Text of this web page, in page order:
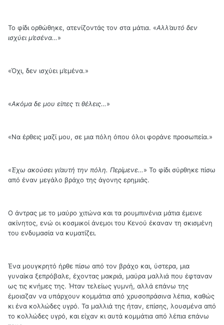
Το φίδι ορθώθηκε, ατενίζοντάς τον στα μάτια. «Αλλ’αυτό δεν
ισχύει μ’εσένα…»
«Όχι, δεν ισχύει μ’εμένα.»
«Ακόμα δε μου είπες τι θέλεις…»
«Να έρθεις μαζί μου, σε μια πόλη όπου όλοι φοράνε προσωπεία.»
«Έχω ακούσει γι’αυτή την πόλη. Περίμενε…» Το φίδι σύρθηκε πίσω
από έναν μεγάλο βράχο της άγονης ερημιάς.
Ο άντρας με το μαύρο χιτώνα και τα ρουμπινένια μάτια έμεινε
ακίνητος, ενώ οι κοσμικοί άνεμοι του Κενού έκαναν τη σκισμένη
του ενδυμασία να κυματίζει.
Ένα μουγκρητό ήρθε πίσω από τον βράχο και, ύστερα, μια
γυναίκα ξεπρόβαλε, έχοντας μακριά, μαύρα μαλλιά που έφταναν
ως τις κνήμες της. Ήταν τελείως γυμνή, αλλά επάνω της
έμοιαζαν να υπάρχουν κομμάτια από χρυσοπράσινα λέπια, καθώς
κι ένα κολλώδες υγρό. Τα μαλλιά της ήταν, επίσης, λουσμένα από
το κολλώδες υγρό, και είχαν κι αυτά κομμάτια από λέπια επάνω